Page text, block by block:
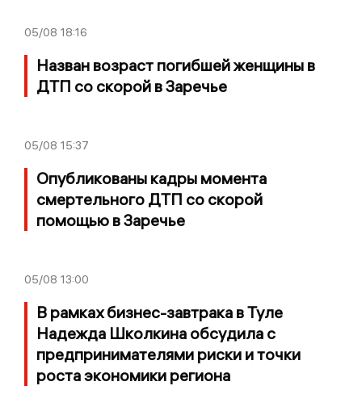
05/08 18:16
Назван возраст погибшей женщины в
ДТП со скорой в Заречье
05/08 15:37
Опубликованы кадры момента
смертельного ДТП со скорой
помощью в Заречье
05/08 13:00
В рамках бизнес-завтрака в Туле
Надежда Школкина обсудила с
предпринимателями риски и точки
роста экономики региона